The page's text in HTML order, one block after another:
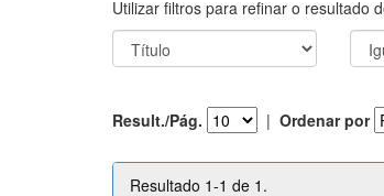
Utilizar filtros para refinar o resultado
Result./Pág. | Ordenar por
Resultado 1-1 de 1.